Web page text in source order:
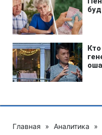
Главная » Аналитика »